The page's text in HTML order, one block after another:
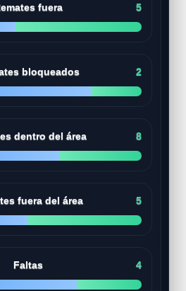
fuera 5
bloqueados 2
dentro del área 8
fuera del área 5
Faltas 4